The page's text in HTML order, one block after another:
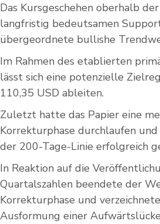
Das Kursgeschehen oberhalb
langfristig bedeutsamen
übergeordnete bullishe
Im Rahmen des etablierten
lässt sich eine potenzielle
110,35 USD ableiten.
Zuletzt hatte das Papier eine
Korrekturphase durchlaufen
der 200-Tage-Linie erfolgreich
In Reaktion auf die
Quartalszahlen beendete der
Korrekturphase und
Ausformung einer